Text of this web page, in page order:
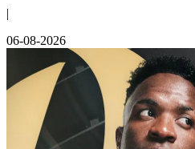
|
06-08-2026